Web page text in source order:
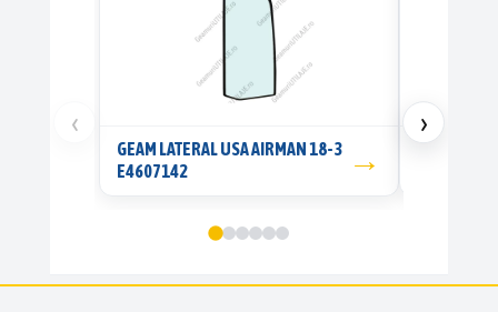
‹
GEAM LATERAL USA AIRMAN 18-3
E4607142
→
›